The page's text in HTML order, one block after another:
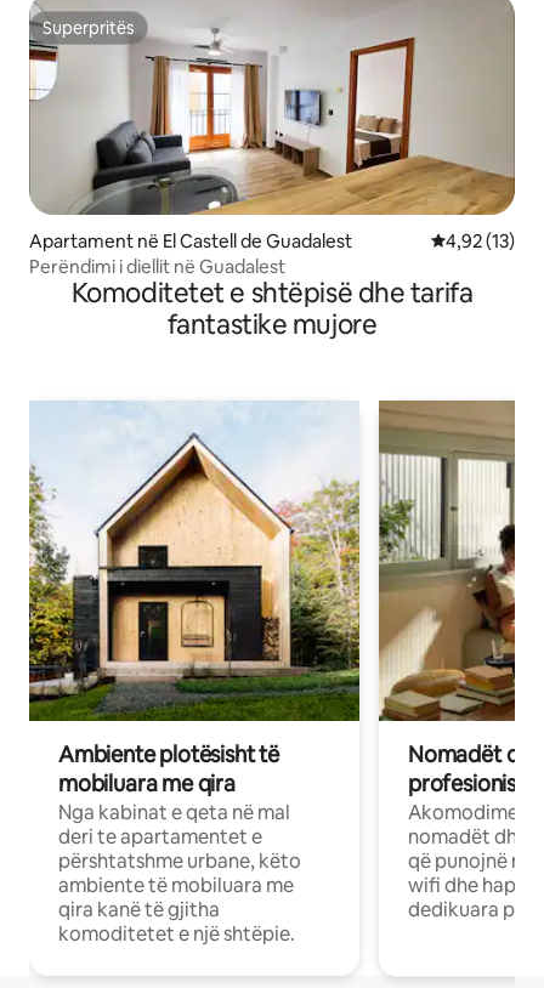
Superpritës
Superpritës
Apartament në El Castell de Guadalest Vlerësimi
4,92 (13)
Perëndimi i diellit në Guadalest
Komoditetet e shtëpisë dhe tarifa
fantastike mujore
Ambiente plotësisht të
mobiluara me qira
Nga kabinat e qeta në mal
deri te apartamentet e
përshtatshme urbane, këto
ambiente të mobiluara me
qira kanë të gjitha
komoditetet e një shtëpie.
Nomadët
Akomodime
nomadët dhe
që punojnë në
wifi dhe
dedikuara